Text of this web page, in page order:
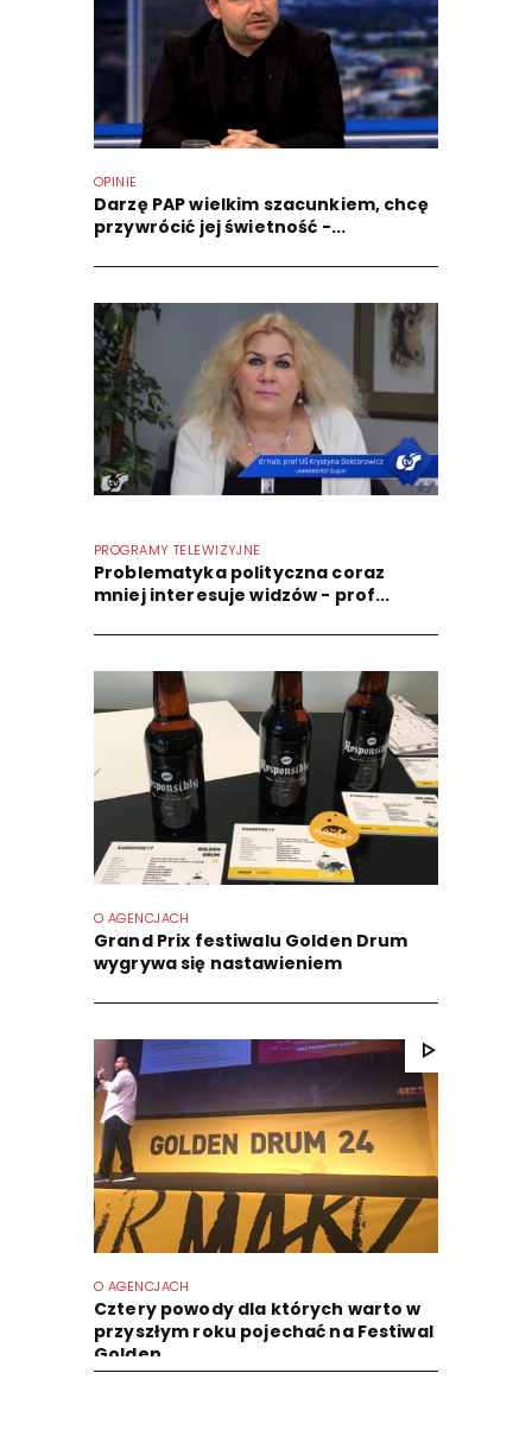
OPINIE
Darzę PAP wielkim szacunkiem, chcę
przywrócić jej świetność -...
PROGRAMY TELEWIZYJNE
Problematyka polityczna coraz
mniej interesuje widzów - prof...
O AGENCJACH
Grand Prix festiwalu Golden Drum
wygrywa się nastawieniem
O AGENCJACH
Cztery powody dla których warto w
przyszłym roku pojechać na Festiwal
Golden...